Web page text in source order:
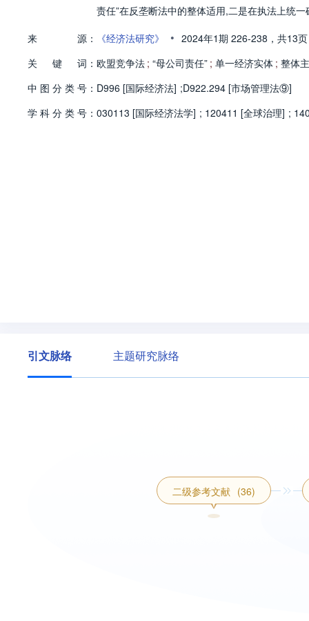
责任”在反垄断法中的整体适用,二是在执法上统
来
源： 《经济法研究》 • 2024年1期 226-238， 共13页
关
键 词： 欧盟竞争法 ; “母公司责任” ; 单一经济实体 ; 整体
中 图 分 类 号： D996 [国际经济法] ;D922.294 [市场管理法⑨]
学 科 分 类 号： 030113 [国际经济法学] ; 120411 [全球治理] ;
引文脉络 主题研究脉络
二级参考文献 (36)